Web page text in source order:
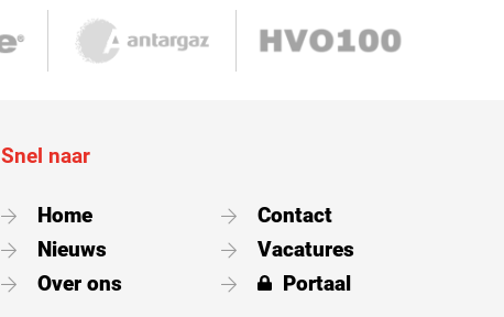
Snel naar
Home
Nieuws
Over ons
Contact
Vacatures
Portaal